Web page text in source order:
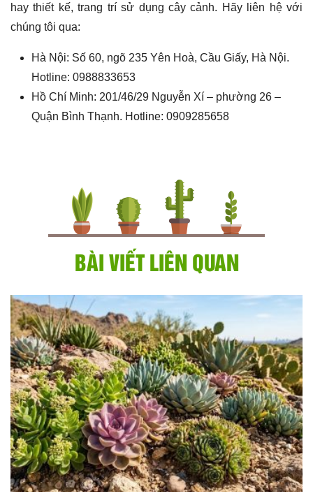
hay thiết kế, trang trí sử dụng cây cảnh. Hãy liên hệ với
chúng tôi qua:
Hà Nội: Số 60, ngõ 235 Yên Hoà, Cầu Giấy, Hà Nội.
Hotline: 0988833653
Hồ Chí Minh: 201/46/29 Nguyễn Xí – phường 26 –
Quận Bình Thạnh. Hotline: 0909285658
BÀI VIẾT LIÊN QUAN